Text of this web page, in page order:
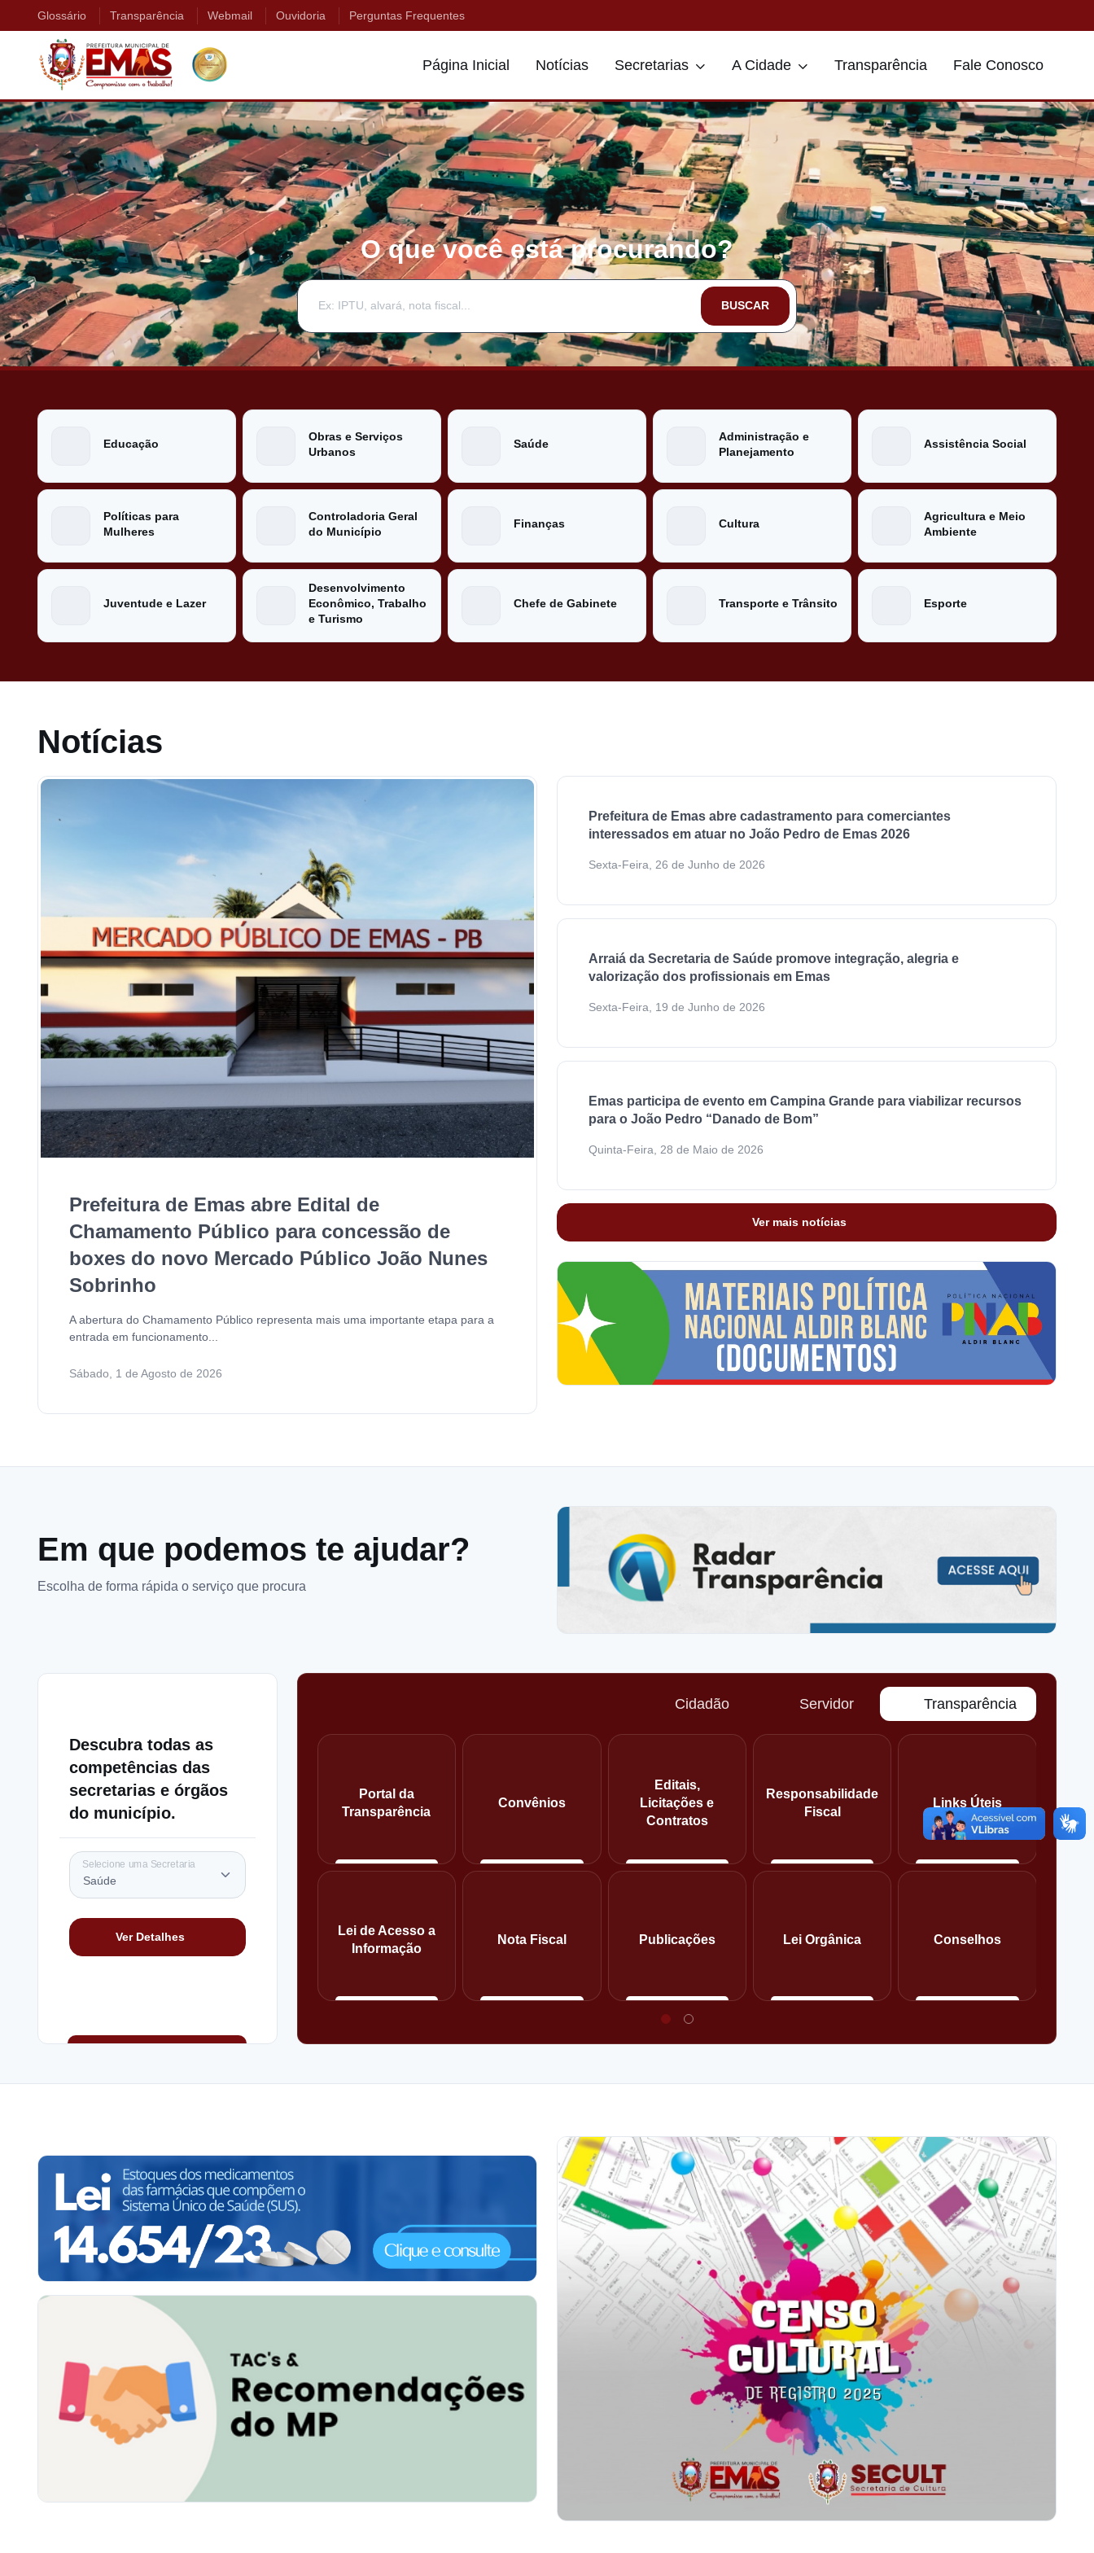
Glossário Transparência Webmail Ouvidoria Perguntas Frequentes
Página Inicial Notícias Secretarias A Cidade Transparência Fale Conosco
O que você está procurando?
BUSCAR
Educação
Obras e Serviços
Urbanos
Saúde
Administração e
Planejamento
Assistência Social
Políticas para
Mulheres
Controladoria Geral
do Município
Finanças Cultura
Agricultura e Meio
Ambiente
Juventude e Lazer
Desenvolvimento
Econômico, Trabalho
e Turismo
Chefe de Gabinete Transporte e Trânsito Esporte
Notícias
Prefeitura de Emas abre Edital de
Chamamento Público para concessão de
boxes do novo Mercado Público João Nunes
Sobrinho
A abertura do Chamamento Público representa mais uma importante etapa para a
entrada em funcionamento...
Sábado, 1 de Agosto de 2026
Prefeitura de Emas abre cadastramento para comerciantes
interessados em atuar no João Pedro de Emas 2026
Sexta-Feira, 26 de Junho de 2026
Arraiá da Secretaria de Saúde promove integração, alegria e
valorização dos profissionais em Emas
Sexta-Feira, 19 de Junho de 2026
Emas participa de evento em Campina Grande para viabilizar recursos
para o João Pedro “Danado de Bom”
Quinta-Feira, 28 de Maio de 2026
Ver mais notícias
Em que podemos te ajudar?
Escolha de forma rápida o serviço que procura
Descubra todas as
competências das
secretarias e órgãos
do município.
Selecione uma Secretaria
Ver Detalhes
Cidadão Servidor Transparência
Portal da
Transparência
Convênios
Editais,
Licitações e
Contratos
Responsabilidade
Fiscal
Links Úteis
Lei de Acesso a
Informação
Nota Fiscal Publicações Lei Orgânica Conselhos